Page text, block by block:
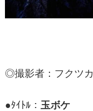
◎撮影者：フクツカ
●ﾀｲﾄﾙ： 玉ボケ